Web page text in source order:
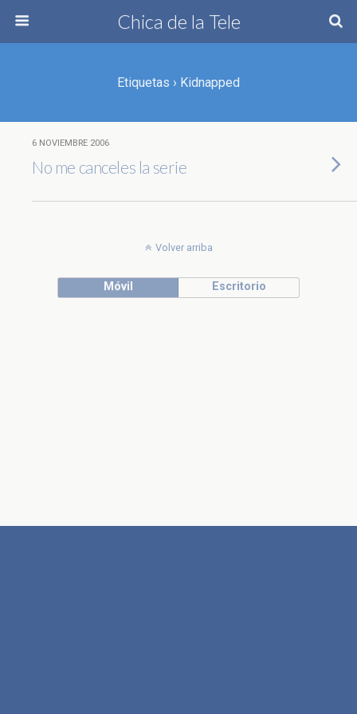
Chica de la Tele
Etiquetas › Kidnapped
6 NOVIEMBRE 2006
No me canceles la serie
Volver arriba
Móvil Escritorio